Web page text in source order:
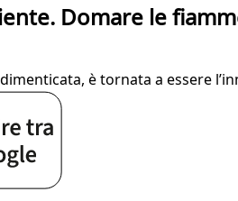
Domare le
è tornata a essere